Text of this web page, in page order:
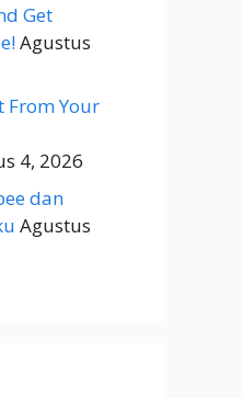
Get
Agustus
From Your
4, 2026
dan
Agustus